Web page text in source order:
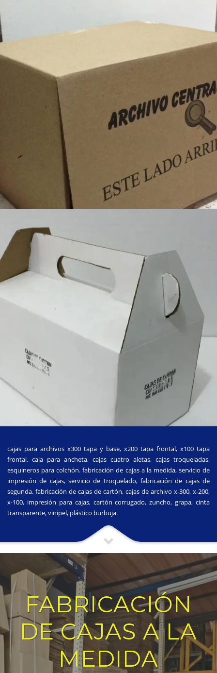
cajas para archivos x300 tapa y base, x200 tapa frontal, x100 tapa
frontal, caja para ancheta, cajas cuatro aletas, cajas troqueladas,
esquineros para colchón. fabricación de cajas a la medida, servicio de
impresión de cajas, servicio de troquelado, fabricación de cajas de
segunda. fabricación de cajas de cartón, cajas de archivo x-300, x-200,
x-100, impresión para cajas, cartón corrugado, zuncho, grapa, cinta
transparente, vinipel, plástico burbuja.
FABRICACIÓN
DE CAJAS A LA
MEDIDA